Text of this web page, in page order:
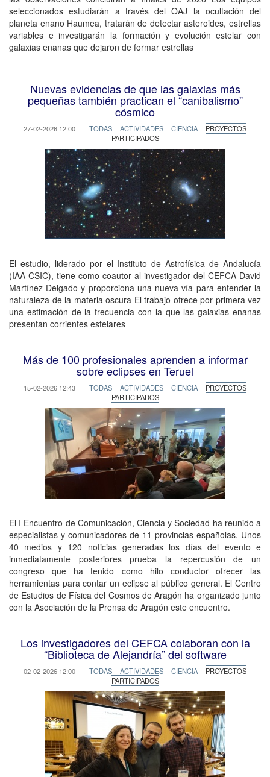
seleccionados estudiarán a través del OAJ la ocultación del
planeta enano Haumea, tratarán de detectar asteroides, estrellas
variables e investigarán la formación y evolución estelar con
galaxias enanas que dejaron de formar estrellas
Nuevas evidencias de que las galaxias más
pequeñas también practican el “canibalismo”
cósmico
27-02-2026 12:00 TODAS ACTIVIDADES CIENCIA
PROYECTOS
PARTICIPADOS
El estudio, liderado por el Instituto de Astrofísica de Andalucía
(IAA-CSIC), tiene como coautor al investigador del CEFCA David
Martínez Delgado y proporciona una nueva vía para entender la
naturaleza de la materia oscura El trabajo ofrece por primera vez
una estimación de la frecuencia con la que las galaxias enanas
presentan corrientes estelares
Más de 100 profesionales aprenden a informar
sobre eclipses en Teruel
15-02-2026 12:43 TODAS ACTIVIDADES CIENCIA
PROYECTOS
PARTICIPADOS
El I Encuentro de Comunicación, Ciencia y Sociedad ha reunido a
especialistas y comunicadores de 11 provincias españolas. Unos
40 medios y 120 noticias generadas los días del evento e
inmediatamente posteriores prueba la repercusión de un
congreso que ha tenido como hilo conductor ofrecer las
herramientas para contar un eclipse al público general. El Centro
de Estudios de Física del Cosmos de Aragón ha organizado junto
con la Asociación de la Prensa de Aragón este encuentro.
Los investigadores del CEFCA colaboran con la
“Biblioteca de Alejandría” del software
02-02-2026 12:00 TODAS ACTIVIDADES CIENCIA
PROYECTOS
PARTICIPADOS